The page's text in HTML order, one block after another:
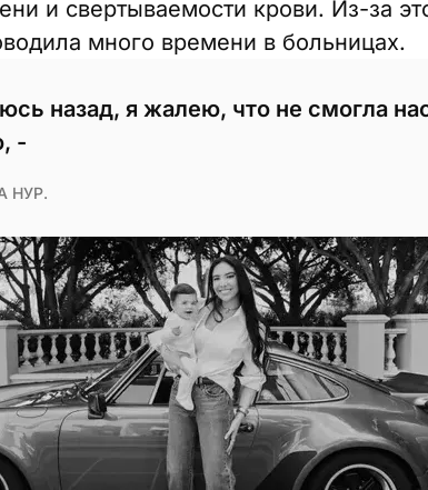
и свертываемости крови. Из-за
много времени в больницах.
назад, я жалею, что не смогла
-
НУР.